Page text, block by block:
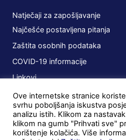
Natječaji za zapošljavanje
Najčešće postavljena pitanja
Zaštita osobnih podataka
COVID-19 informacije
Linkovi
Planovi
Javna nabava
Ugovori
Ove internetske stranice
svrhu poboljšanja iskustva
analizu istih. Klikom za
klikom na gumb "Prihvati sve"
korištenje kolačića. Više